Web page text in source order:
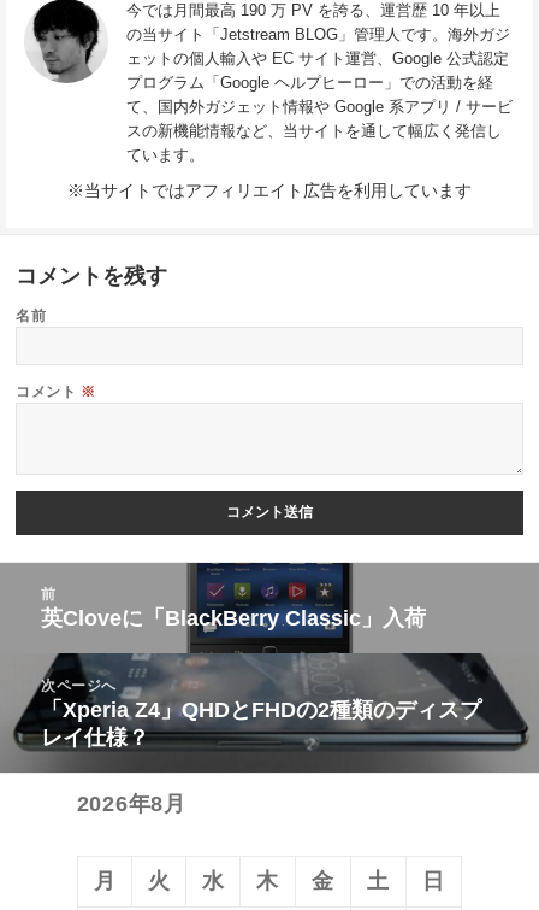
今では月間最高 190 万 PV を誇る、運営歴 10 年以上
の当サイト「Jetstream BLOG」管理人です。海外ガジ
ェットの個人輸入や EC サイト運営、Google 公式認定
プログラム「Google ヘルプヒーロー」での活動を経
て、国内外ガジェット情報や Google 系アプリ / サービ
スの新機能情報など、当サイトを通して幅広く発信し
ています。
※当サイトではアフィリエイト広告を利用しています
コメントを残す
名前
コメント ※
ゲ
ー
前
前
の
投
稿:
英Cloveに「BlackBerry Classic」入荷
次ページへ
次
の
投
「Xperia Z4」QHDとFHDの2種類のディスプ
レイ仕様？
2026年8月
月 火 水 木 金 土 日